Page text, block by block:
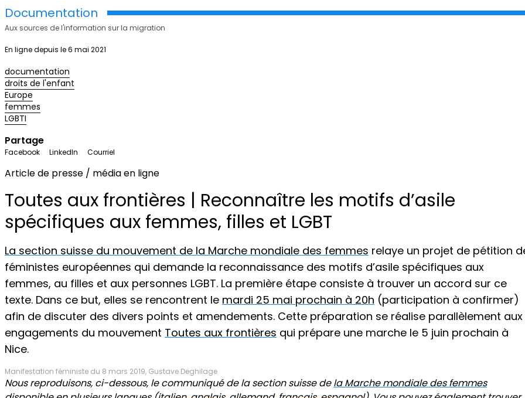
Documentation
Aux sources de l'information sur la migration
En ligne depuis le 6 mai 2021
documentation
droits de l'enfant
Europe
femmes
LGBTI
Partage
Facebook LinkedIn Courriel
Article de presse / média en ligne
Toutes aux frontières | Reconnaître les motifs d’asile
spécifiques aux femmes, filles et LGBT
La section suisse du mouvement de la Marche mondiale des femmes relaye un projet de pétition
féministes européennes qui demande la reconnaissance des motifs d’asile spécifiques aux
femmes, au filles et aux personnes LGBT. La première étape consiste à trouver un accord sur ce
texte. Dans ce but, elles se rencontrent le mardi 25 mai prochain à 20h (participation à confirmer)
afin de discuter des divers points et amendements. Cette préparation se réalise parallèlement aux
engagements du mouvement Toutes aux frontières qui prépare une marche le 5 juin prochain à
Nice.
Manifestation féministe du 8 mars 2019, Gustave Deghilage
Nous reproduisons, ci-dessous, le communiqué de la section suisse dela Marche mondiale des femmes